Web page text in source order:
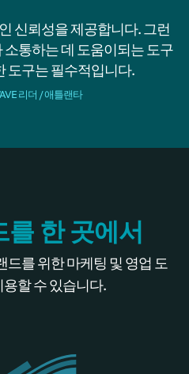
신뢰성을 제공합니다. 그런
소통하는 데 도움이되는 도구
도구는 필수적입니다.
리더 / 애틀랜타
를 한 곳에서
드를 위한 마케팅 및 영업 도
할 수 있습니다.